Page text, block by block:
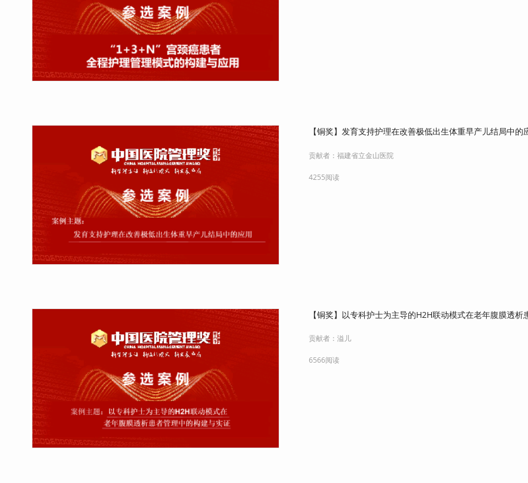
【铜奖】发育支持护理在改善极低出生体重早产儿结局中的
贡献者：福建省立金山医院
4255阅读
【铜奖】以专科护士为主导的H2H联动模式在老年腹膜透
贡献者：溢儿
6566阅读